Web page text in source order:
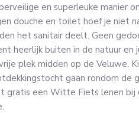
en superleuke manier
douche en toilet hoef je niet
het sanitair deelt. Geen
heerlijk buiten in de natuur
plek midden op de Veluwe.
gaan rondom de
gratis een Witte Fiets lenen bij